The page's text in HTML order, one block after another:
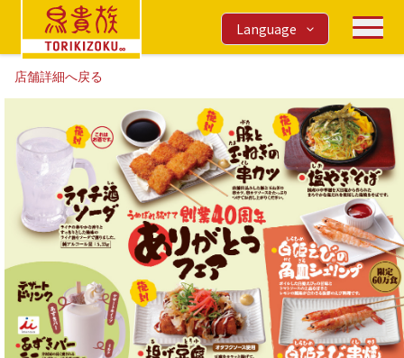
Language
店舗詳細へ戻る